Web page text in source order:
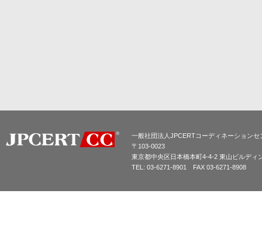
一般社団法人JPCERTコーディネーションセ
〒103-0023
東京都中央区日本橋本町4-4-2 東山ビルディ
TEL: 03-6271-8901 FAX 03-6271-8908